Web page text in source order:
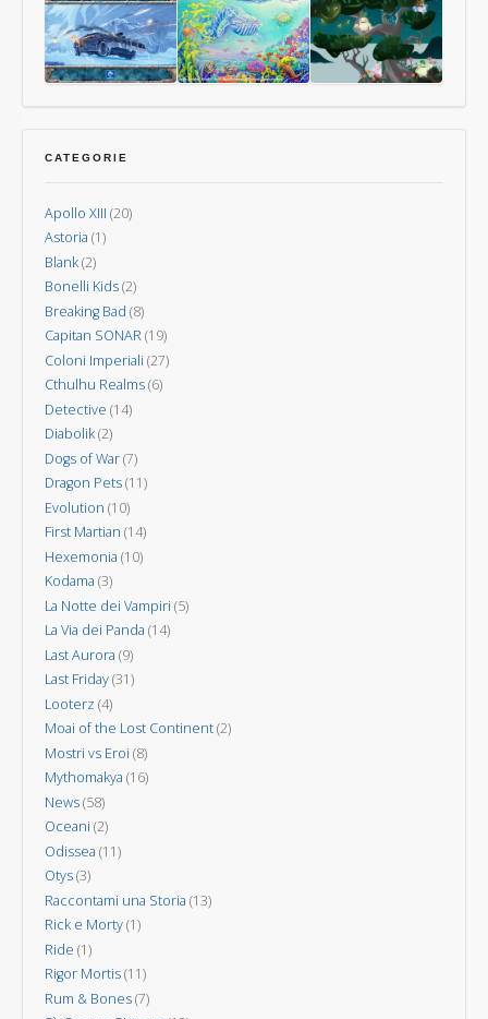
dei
Mondi
–
Vulcani
CATEGORIE
Apollo XIII (20)
Astoria (1)
Blank(2)
Bonelli Kids(2)
Breaking Bad (8)
Capitan SONAR(19)
Coloni Imperiali (27)
Cthulhu Realms(6)
Detective (14)
Diabolik(2)
Dogs of War(7)
Dragon Pets(11)
Evolution (10)
First Martian (14)
Hexemonia (10)
Kodama (3)
La Notte dei Vampiri (5)
La Via dei Panda (14)
Last Aurora (9)
Last Friday(31)
Looterz (4)
Moai of the Lost Continent(2)
Mostri vs Eroi (8)
Mythomakya (16)
News(58)
Oceani (2)
Odissea (11)
Otys(3)
Raccontami una Storia (13)
Rick e Morty(1)
Ride (1)
Rigor Mortis(11)
Rum & Bones(7)